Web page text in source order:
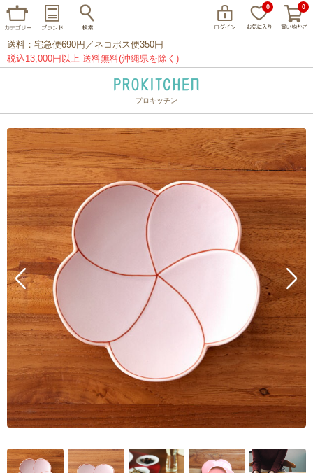
0 0
家事問屋 ウェック フライパン
プレート グラス カトラリー
プロキッチンオリジナル 山田工業所
山一 柳宗理
閉じる
送料：宅急便690円／ネコポス便350円
税込13,000円以上 送料無料(沖縄県を除く)
プロキッチン